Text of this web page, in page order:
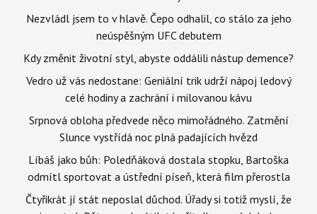
Nezvládl jsem to v hlavě. Čepo odhalil, co stálo za jeho
neúspěšným UFC debutem
Kdy změnit životní styl, abyste oddálili nástup demence?
Vedro už vás nedostane: Geniální trik udrží nápoj ledový
celé hodiny a zachrání i milovanou kávu
Srpnová obloha předvede něco mimořádného. Zatmění
Slunce vystřídá noc plná padajících hvězd
Líbáš jako bůh: Poledňáková dostala stopku, Bartoška
odmítl sportovat a ústřední píseň, která film přerostla
Čtyřikrát jí stát neposlal důchod. Úřady si totiž myslí, že